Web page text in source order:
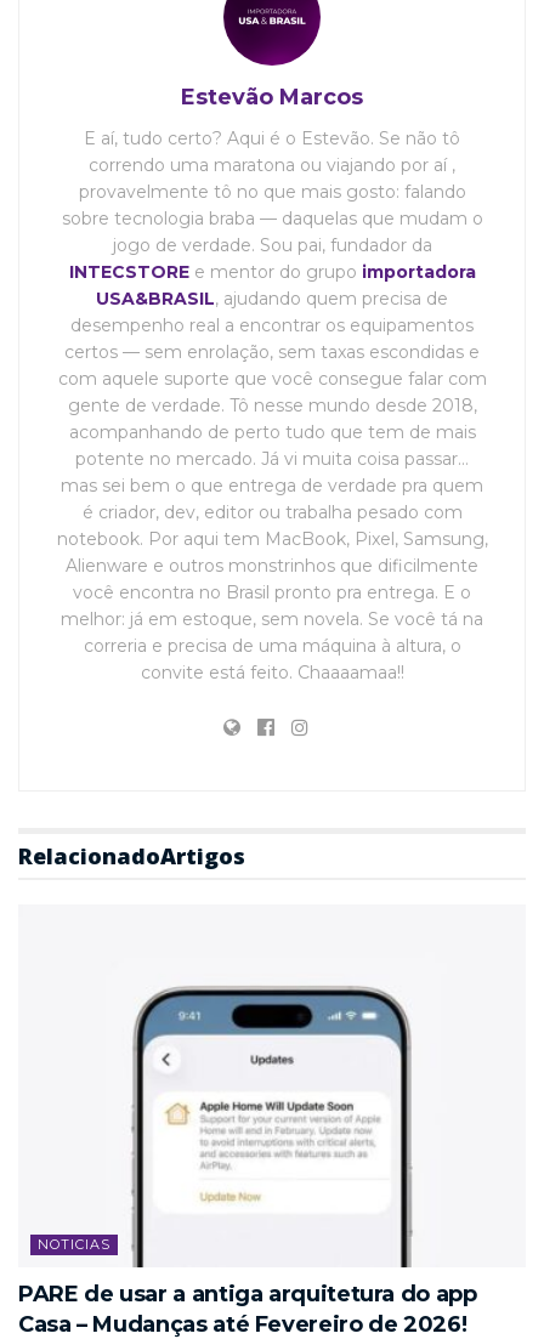
Estevão Marcos
E aí, tudo certo? Aqui é o Estevão. Se não tô
correndo uma maratona ou viajando por aí ,
provavelmente tô no que mais gosto: falando
sobre tecnologia braba — daquelas que mudam o
jogo de verdade. Sou pai, fundador da
INTECSTOREe mentor do grupo importadora
USA&BRASIL, ajudando quem precisa de
desempenho real a encontrar os equipamentos
certos — sem enrolação, sem taxas escondidas e
com aquele suporte que você consegue falar com
gente de verdade. Tô nesse mundo desde 2018,
acompanhando de perto tudo que tem de mais
potente no mercado. Já vi muita coisa passar…
mas sei bem o que entrega de verdade pra quem
é criador, dev, editor ou trabalha pesado com
notebook. Por aqui tem MacBook, Pixel, Samsung,
Alienware e outros monstrinhos que dificilmente
você encontra no Brasil pronto pra entrega. E o
melhor: já em estoque, sem novela. Se você tá na
correria e precisa de uma máquina à altura, o
convite está feito. Chaaaamaa!!
RelacionadoArtigos
NOTICIAS
PARE de usar a antiga arquitetura do app
Casa – Mudanças até Fevereiro de 2026!